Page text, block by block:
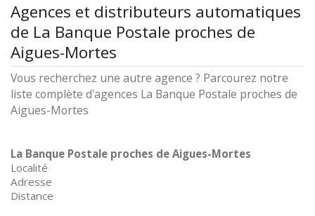
Agences et distributeurs automatiques
de La Banque Postale proches de
Aigues-Mortes
Vous recherchez une autre agence ? Parcourez notre
liste complète d'agences La Banque Postale proches de
Aigues-Mortes
La Banque Postale proches de Aigues-Mortes
Localité
Adresse
Distance